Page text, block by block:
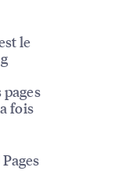
le
fois